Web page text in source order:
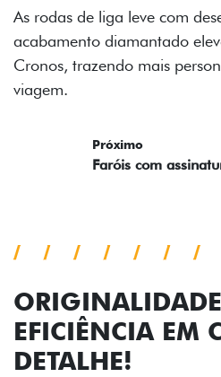
As rodas de liga leve com
acabamento diamantado
Cronos, trazendo mais
viagem.
Próximo
Faróis com
EFICIÊNCIA EM
DETALHE!